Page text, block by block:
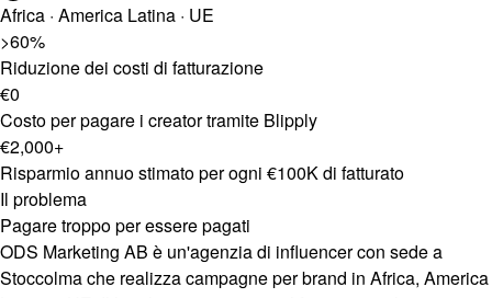
Africa · America Latina · UE
>60%
Riduzione dei costi di fatturazione
€0
Costo per pagare i creator tramite Blipply
€2,000+
Risparmio annuo stimato per ogni €100K di fatturato
Il problema
Pagare troppo per essere pagati
ODS Marketing AB è un'agenzia di influencer con sede a
Stoccolma che realizza campagne per brand in Africa, America